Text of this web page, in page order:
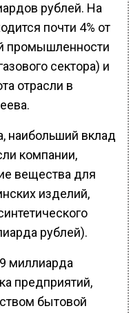
рублей. На
почти 4% от
промышленности
сектора) и
отрасли в
наибольший вклад
компании,
вещества для
изделий,
рублей).
миллиарда
предприятий,
бытовой